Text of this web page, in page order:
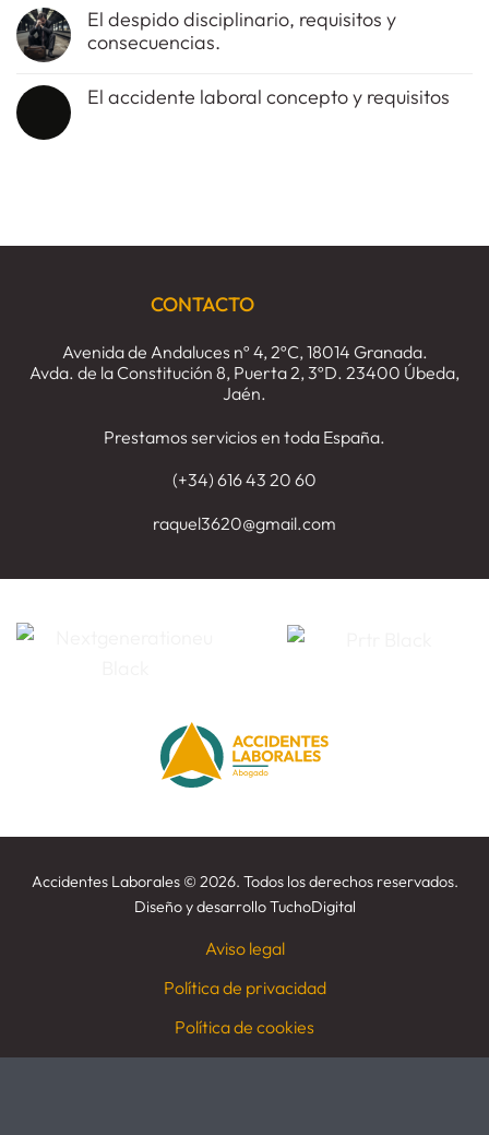
el
accidente
laboral
sin
estar
de
Seguridad
Social
comentarios
en
Quién
si
despiden
El despido disciplinario, requisitos y
consecuencias.
comentarios
El accidente laboral concepto y requisitos
CONTACTO
Avenida de Andaluces nº 4, 2ºC, 18014 Granada.
Avda. de la Constitución 8, Puerta 2, 3ºD. 23400 Úbeda,
Jaén.
Prestamos servicios en toda España.
(+34) 616 43 20 60
raquel3620@gmail.com
Accidentes Laborales © 2026. Todos los derechos reservados.
Diseño y desarrolloTuchoDigital
Aviso legal
Política de privacidad
Política de cookies